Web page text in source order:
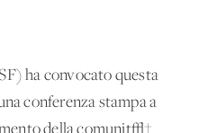
ha convocato questa
conferenza stampa a
della comunit√†